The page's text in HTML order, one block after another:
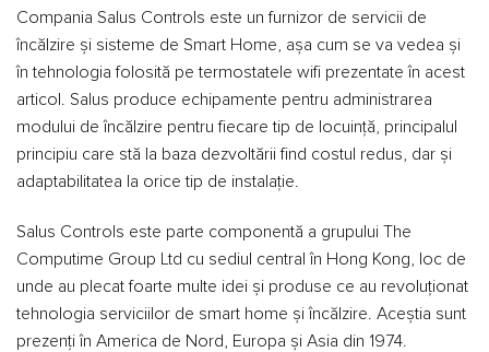
Compania Salus Controls este un furnizor de servicii de
încălzire și sisteme de Smart Home, așa cum se va vedea și
în tehnologia folosită pe termostatele wifi prezentate în acest
articol. Salus produce echipamente pentru administrarea
modului de încălzire pentru fiecare tip de locuință, principalul
principiu care stă la baza dezvoltării find costul redus, dar și
adaptabilitatea la orice tip de instalație.
Salus Controls este parte componentă a grupului The
Computime Group Ltd cu sediul central în Hong Kong, loc de
unde au plecat foarte multe idei și produse ce au revoluționat
tehnologia serviciilor de smart home și încălzire. Aceștia sunt
prezenți în America de Nord, Europa și Asia din 1974.